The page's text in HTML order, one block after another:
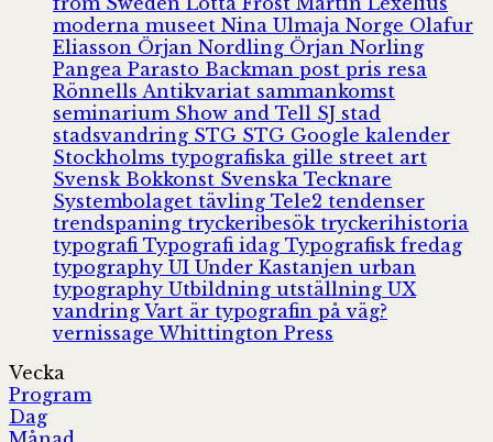
moderna museet Nina Ulmaja Norge Olafur
Eliasson Örjan Nordling Örjan Norling
Pangea Parasto Backman post pris resa
Rönnells Antikvariat sammankomst
seminarium Show and Tell SJ stad
stadsvandring STG STG Google kalender
Stockholms typografiska gille street art
Svensk Bokkonst Svenska Tecknare
Systembolaget tävling Tele2 tendenser
trendspaning tryckeribesök tryckerihistoria
typografi Typografi idag Typografisk fredag
typography UI Under Kastanjen urban
typography Utbildning utställning UX
vandring Vart är typografin på väg?
vernissage Whittington Press
Vecka
Program
Dag